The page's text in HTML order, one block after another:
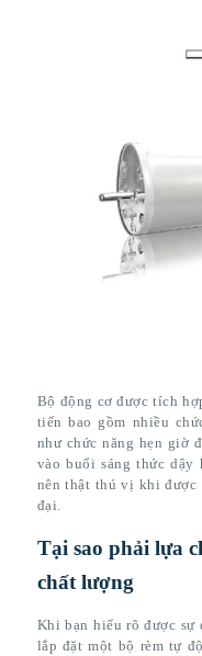
Bộ động cơ được tích
tiến bao gồm nhiều
như chức năng hẹn giờ
vào buổi sáng thức
nên thật thú vị khi được
đại.
Tại sao phải lựa
chất lượng
Khi bạn hiểu rõ được sự
lắp đặt một bộ rèm tự